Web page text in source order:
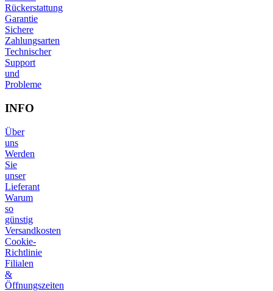
Rückerstattung
Garantie
Sichere
Zahlungsarten
Technischer
Support
und
Probleme
INFO
Über
uns
Werden
Sie
unser
Lieferant
Warum
so
günstig
Versandkosten
Cookie-
Richtlinie
Filialen
&
Öffnungszeiten